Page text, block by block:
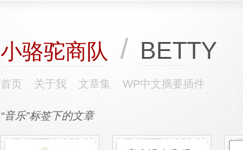
小骆驼商队 / BETTY
首页 关于我 文章集 WP中文摘要插件
“音乐”标签下的文章